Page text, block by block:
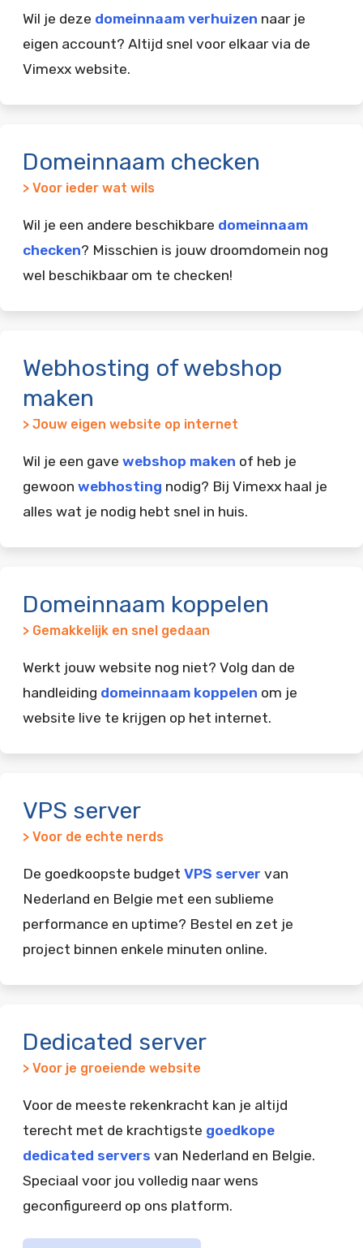
Wil je deze domeinnaam verhuizen naar je
eigen account? Altijd snel voor elkaar via de
Vimexx website.
Domeinnaam checken
> Voor ieder wat wils
Wil je een andere beschikbare domeinnaam
checken? Misschien is jouw droomdomein nog
wel beschikbaar om te checken!
Webhosting of webshop
maken
> Jouw eigen website op internet
Wil je een gave webshop maken of heb je
gewoon webhosting nodig? Bij Vimexx haal je
alles wat je nodig hebt snel in huis.
Domeinnaam koppelen
> Gemakkelijk en snel gedaan
Werkt jouw website nog niet? Volg dan de
handleiding domeinnaam koppelen om je
website live te krijgen op het internet.
VPS server
> Voor de echte nerds
De goedkoopste budget VPS server van
Nederland en Belgie met een sublieme
performance en uptime? Bestel en zet je
project binnen enkele minuten online.
Dedicated server
> Voor je groeiende website
Voor de meeste rekenkracht kan je altijd
terecht met de krachtigste goedkope
dedicated servers van Nederland en Belgie.
Speciaal voor jou volledig naar wens
geconfigureerd op ons platform.